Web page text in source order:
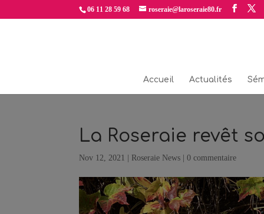
06 11 28 59 68 roseraie@laroseraie80.fr
Accueil Actualités
La Roseraie revêt
Nov 12, 2021 Roseraie News |0 commentaire